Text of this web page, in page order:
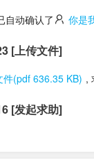
自动确认了 你是
[上传文件]
件(pdf 636.35 KB) ,
[发起求助]